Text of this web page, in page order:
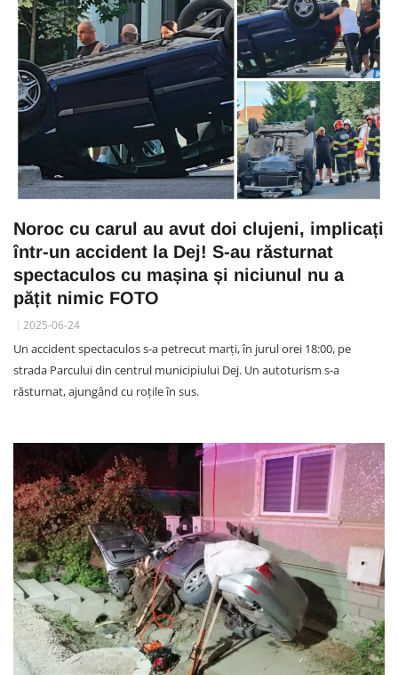
Noroc cu carul au avut doi clujeni, implicați
într-un accident la Dej! S-au răsturnat
spectaculos cu mașina și niciunul nu a
pățit nimic FOTO
2025-06-24
Un accident spectaculos s-a petrecut marți, în jurul orei 18:00, pe
strada Parcului din centrul municipiului Dej. Un autoturism s-a
răsturnat, ajungând cu roțile în sus.